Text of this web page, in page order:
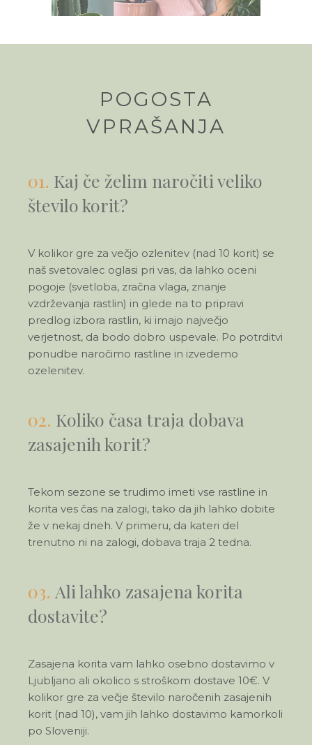
POGOSTA
VPRAŠANJA
01. Kaj če želim naročiti veliko
število korit?
V kolikor gre za večjo ozlenitev (nad 10 korit) se
naš svetovalec oglasi pri vas, da lahko oceni
pogoje (svetloba, zračna vlaga, znanje
vzdrževanja rastlin) in glede na to pripravi
predlog izbora rastlin, ki imajo največjo
verjetnost, da bodo dobro uspevale. Po potrditvi
ponudbe naročimo rastline in izvedemo
ozelenitev.
02. Koliko časa traja dobava
zasajenih korit?
Tekom sezone se trudimo imeti vse rastline in
korita ves čas na zalogi, tako da jih lahko dobite
že v nekaj dneh. V primeru, da kateri del
trenutno ni na zalogi, dobava traja 2 tedna.
03. Ali lahko zasajena korita
dostavite?
Zasajena korita vam lahko osebno dostavimo v
Ljubljano ali okolico s stroškom dostave 10€. V
kolikor gre za večje število naročenih zasajenih
korit (nad 10), vam jih lahko dostavimo kamorkoli
po Sloveniji.